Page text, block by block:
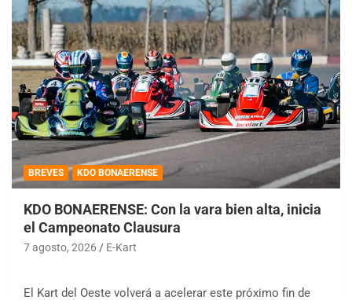
BREVES KDO BONAERENSE
KDO BONAERENSE: Con la vara bien alta, inicia
el Campeonato Clausura
7 agosto, 2026 E-Kart
El Kart del Oeste volverá a acelerar este próximo fin de